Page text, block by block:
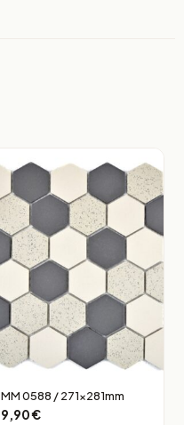
MM 0588 / 271x281mm
9,90€